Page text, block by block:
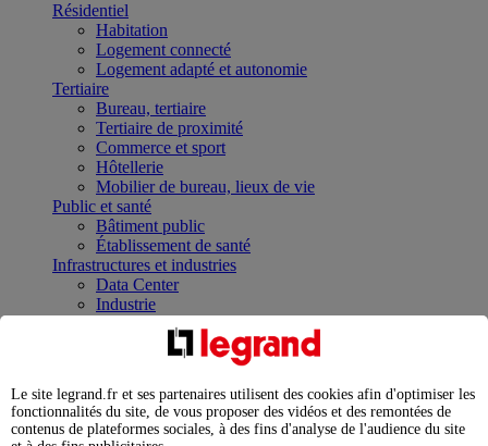
Résidentiel
Habitation
Logement connecté
Logement adapté et autonomie
Tertiaire
Bureau, tertiaire
Tertiaire de proximité
Commerce et sport
Hôtellerie
Mobilier de bureau, lieux de vie
Public et santé
Bâtiment public
Établissement de santé
Infrastructures et industries
Data Center
Industrie
Infrastructures
Contrôler et planifier le fonctionnement des appareils
Répartir et optimiser son tableau électrique
Legrand Data Center Solutions : concentrer les
expertises au service de vos performances
Le site legrand.fr et ses partenaires utilisent des cookies afin d'optimiser les
fonctionnalités du site, de vous proposer des vidéos et des remontées de
contenus de plateformes sociales, à des fins d'analyse de l'audience du site